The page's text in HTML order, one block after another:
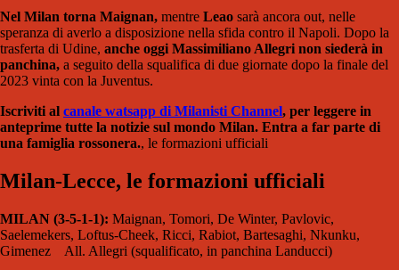
Nel Milan torna Maignan, mentre Leao sarà ancora out, nelle
speranza di averlo a disposizione nella sfida contro il Napoli. Dopo la
trasferta di Udine, anche oggi Massimiliano Allegri non siederà in
panchina, a seguito della squalifica di due giornate dopo la finale del
2023 vinta con la Juventus.
Iscriviti al canale watsapp di Milanisti Channel, per leggere in
anteprime tutte la notizie sul mondo Milan. Entra a far parte di
una famiglia rossonera., le formazioni ufficiali
Milan-Lecce, le formazioni ufficiali
MILAN (3-5-1-1): Maignan, Tomori, De Winter, Pavlovic,
Saelemekers, Loftus-Cheek, Ricci, Rabiot, Bartesaghi, Nkunku,
Gimenez All. Allegri (squalificato, in panchina Landucci)